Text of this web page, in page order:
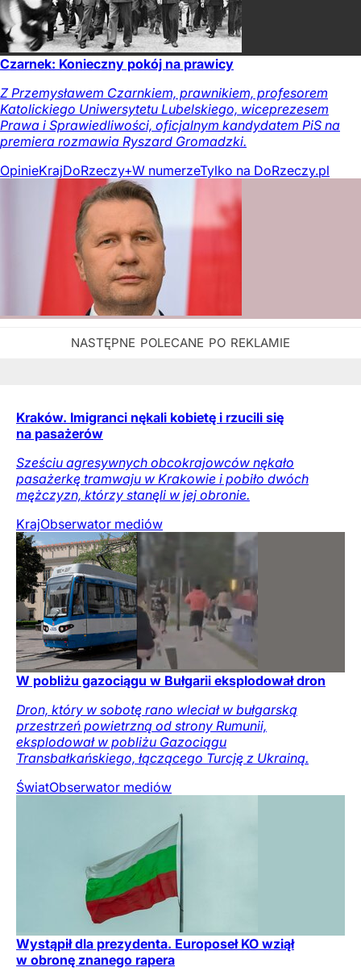
Czarnek: Konieczny pokój na prawicy
Z Przemysławem Czarnkiem, prawnikiem, profesorem
Katolickiego Uniwersytetu Lubelskiego, wiceprezesem
Prawa i Sprawiedliwości, oficjalnym kandydatem PiS na
premiera rozmawia Ryszard Gromadzki.
OpinieKrajDoRzeczy+W numerzeTylko na DoRzeczy.pl
Kraków. Imigranci nękali kobietę i rzucili się
na pasażerów
Sześciu agresywnych obcokrajowców nękało
pasażerkę tramwaju w Krakowie i pobiło dwóch
mężczyzn, którzy stanęli w jej obronie.
KrajObserwator mediów
W pobliżu gazociągu w Bułgarii eksplodował dron
Dron, który w sobotę rano wleciał w bułgarską
przestrzeń powietrzną od strony Rumunii,
eksplodował w pobliżu Gazociągu
Transbałkańskiego, łączącego Turcję z Ukrainą.
ŚwiatObserwator mediów
Wystąpił dla prezydenta. Europoseł KO wziął
w obronę znanego rapera